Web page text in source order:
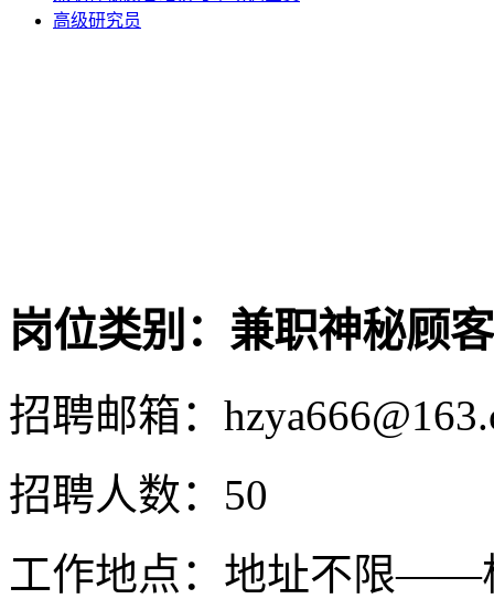
高级研究员
岗位类别：兼职神秘顾
招聘邮箱：
招聘人数：50
工作地点：地址不限——